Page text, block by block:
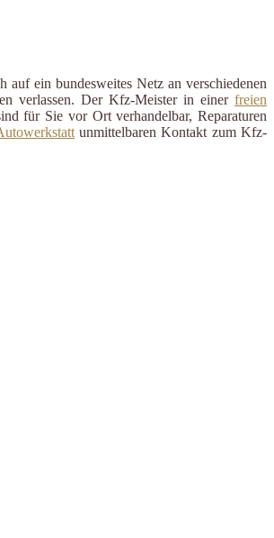
ein bundesweites Netz an verschiedenen
verlassen. Der Kfz-Meister in einer freien
für Sie vor Ort verhandelbar, Reparaturen
unmittelbaren Kontakt zum Kfz-